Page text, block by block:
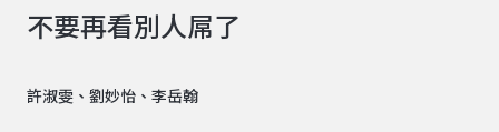
不要再看別人屌了
許淑雯、劉妙怡、李岳翰